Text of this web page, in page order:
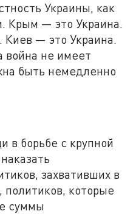
Украины, как
Крым — это Украина.
Киев — это Украина.
война не имеет
быть немедленно
борьбе с крупной
захвативших в
которые
суммы